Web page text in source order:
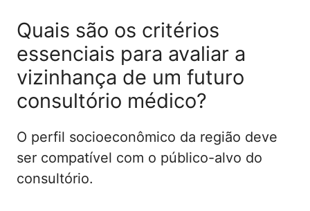
Quais são os critérios
essenciais para avaliar a
vizinhança de um futuro
consultório médico?
O perfil socioeconômico da região deve
ser compatível com o público-alvo do
consultório.